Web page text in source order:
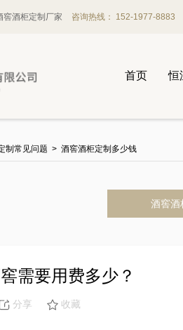
窖酒柜定制厂家 咨询热线： 152-1977-8883
首页 恒
制常见问题 > 酒窖酒柜定制多少钱
酒窖酒
需要用费多少？
分享 收藏